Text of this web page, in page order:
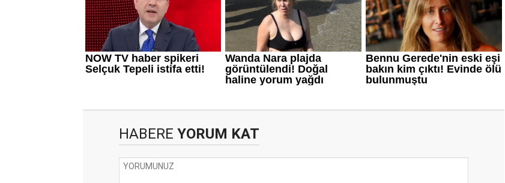
HABERE YORUM KAT